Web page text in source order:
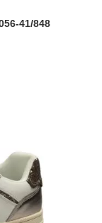
41/848